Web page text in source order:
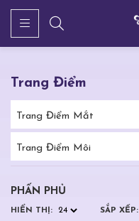
Trang Điểm
Trang Điểm Mắt
Trang Điểm Môi
PHẤN PHỦ
HIỂN THỊ: SẮP XẾP: